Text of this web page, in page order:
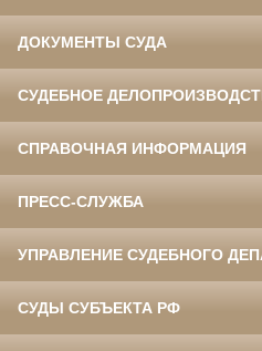
ДОКУМЕНТЫ СУДА
СУДЕБНОЕ
СПРАВОЧНАЯ ИНФОРМАЦИЯ
ПРЕСС-СЛУЖБА
УПРАВЛЕНИЕ СУДЕБНОГО
СУДЫ СУБЪЕКТА РФ